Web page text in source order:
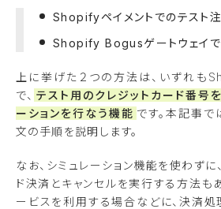
Shopifyペイメントでのテスト
Shopify Bogusゲートウェイで
上に挙げた２つの方法は、いずれも
で、 テスト用のクレジットカード番号
ーションを行なう機能 です。本記事で
文の手順を説明します。
なお、シミュレーション機能を使わずに
ド決済とキャンセルを実行する方法も
ービスを利用する場合などに、決済